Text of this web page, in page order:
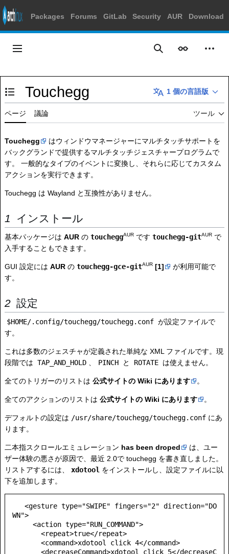
Packages Forums GitLab Security AUR Download
に
ス
キ
ッ
メインメニュー 検索 表示 個人
目次の表示・非表示を切り替え
Touchegg 1 個の言語版
ページ 議論 ツール
Touchegg
はウィンドウマネージャーにマルチタッチサポートを
バックグランドで提供するマルチタッチジェスチャープログラムで
す。 一般的なタイプのイベントに変換し、それらに応じてカスタム
アクションを実行できます。
Touchegg は Wayland と互換性がありません。
インストール
基本パッケージは AUR の toucheggAUR です touchegg-gitAUR で
入手することもできます。
GUI 設定には AUR の touchegg-gce-gitAUR [1]
が利用可能で
す。
設定
$HOME/.config/touchegg/touchegg.conf が設定ファイルで
す。
これは多数のジェスチャが定義された単純な XML ファイルです。現
段階では TAP_AND_HOLD PINCH と ROTATE は使えません。
全てのトリガーのリストは 公式サイトの Wiki にあります 。
全てのアクションのリストは 公式サイトの Wiki にあります 。
デフォルトの設定は /usr/share/touchegg/touchegg.conf にあ
ります。
二本指スクロールエミュレーション has been droped
は、ユー
ザー体験の悪さが原因で、最近 2.0で touchegg を書き直しました。
リストアするには、 xdotool をインストールし、設定ファイルに以
下を追加します。
WN">